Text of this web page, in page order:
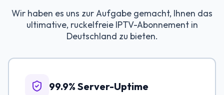
Wir haben es uns zur Aufgabe gemacht, Ihnen das
ultimative, ruckelfreie IPTV-Abonnement in
Deutschland zu bieten.
99.9% Server-Uptime